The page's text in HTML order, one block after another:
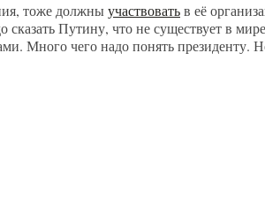
тоже должныучаствоватьв её
Путину, что не существует в
Много чего надо понять президенту.